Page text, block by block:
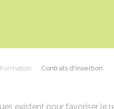
Contrats d'insertion
existent pour favoriser le